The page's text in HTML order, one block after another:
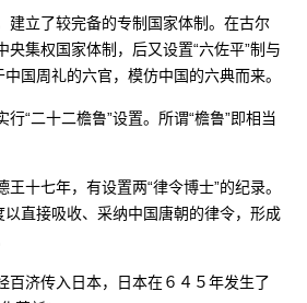
建立了较完备的专制国家体制。在古尔
央集权国家体制，后又设置“六佐平”制与
国周礼的六官，模仿中国的六典而来。
行“二十二檐鲁”设置。所谓“檐鲁”即相当
十七年，有设置两“律令博士”的纪录。
以直接吸收、采纳中国唐朝的律令，形成
百济传入日本，日本在６４５年发生了